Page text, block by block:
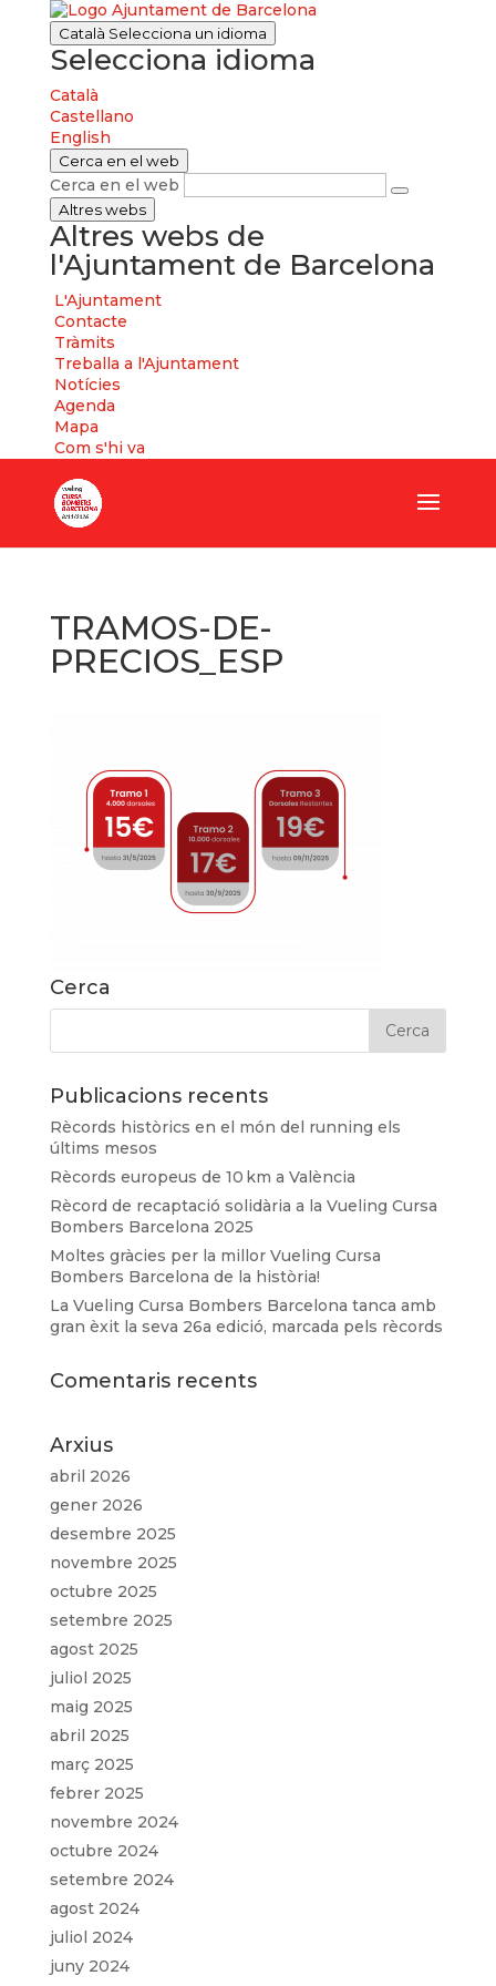
Català Selecciona un idioma
Selecciona idioma
Català
Castellano
English
Cerca en el web
Cerca en el web
Altres webs
Altres webs de
l'Ajuntament de Barcelona
L'Ajuntament
Contacte
Tràmits
Treballa a l'Ajuntament
Notícies
Agenda
Mapa
Com s'hi va
TRAMOS-DE-
PRECIOS_ESP
Cerca
Publicacions recents
Rècords històrics en el món del running els
últims mesos
Rècords europeus de 10 km a València
Rècord de recaptació solidària a la Vueling Cursa
Bombers Barcelona 2025
Moltes gràcies per la millor Vueling Cursa
Bombers Barcelona de la història!
La Vueling Cursa Bombers Barcelona tanca amb
gran èxit la seva 26a edició, marcada pels rècords
Comentaris recents
Arxius
abril 2026
gener 2026
desembre 2025
novembre 2025
octubre 2025
setembre 2025
agost 2025
juliol 2025
maig 2025
abril 2025
març 2025
febrer 2025
novembre 2024
octubre 2024
setembre 2024
agost 2024
juliol 2024
juny 2024